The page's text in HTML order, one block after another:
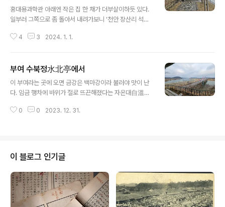
홍대용과학관 아래엔 작은 집 한 채가 더부살이하듯 있다.
일부러 그쪽으로 좀 돌아서 내려가보니 '천안 장산리 석불
돌을 깎아서 서 있는 부처를 만들었는데, 퍽 두꺼운 옷을 입
려시대 이 지역 백성들이 한데 모여 이 분을 새기고 세웠을
장면이 떠오르기도 한다. 그런데 보호각 앞 설명문을 보고
웃음이 나오지 않을 수 없었다. "풍만한 얼굴에 자비로움이
실제로 이분 코는 뭉그러진지 오래인지 시멘트로 때워져
4 3 2024. 1. 1.
부여 수북정水北亭에서
이 부여라는 곳에 오면 금강은 백마강이라 불러야 맛이 난
다. 임금 행차에 바위가 절로 뜨끈해졌다는 자온대自溫臺
강물에 떠내려 간지 오래인데 자동차 소리는 참 무심히도
두둥실 낙화암 그늘에 울어나 보자 고란사 종소리 사무치
는데 구곡간장 올올이 찢어지는 듯 누구라 알리요 백마강
탄식을 깨어진 달빛만 옛날 같구나 - 조명암, 가사 https://
www.youtube.com/watch?v=G4XaI76rFb8
0 0 2023. 12. 31.
이 블로그 인기글